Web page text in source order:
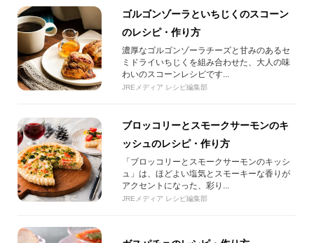
ゴルゴンゾーラといちじくのスコーン
のレシピ・作り方
濃厚なゴルゴンゾーラチーズと甘みのあるセ
ミドライいちじくを組み合わせた、大人の味
わいのスコーンレシピです...
JREメディア レシピ編集部
ブロッコリーとスモークサーモンのキ
ッシュのレシピ・作り方
「ブロッコリーとスモークサーモンのキッシ
ュ」は、ほどよい塩気とスモーキーな香りが
アクセントになった、彩り...
JREメディア レシピ編集部